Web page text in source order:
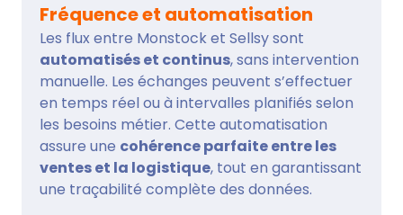
Fréquence et automatisation
Les flux entre Monstock et Sellsy sont
automatisés et continus, sans intervention
manuelle. Les échanges peuvent s’effectuer
en temps réel ou à intervalles planifiés selon
les besoins métier. Cette automatisation
assure une cohérence parfaite entre les
ventes et la logistique, tout en garantissant
une traçabilité complète des données.